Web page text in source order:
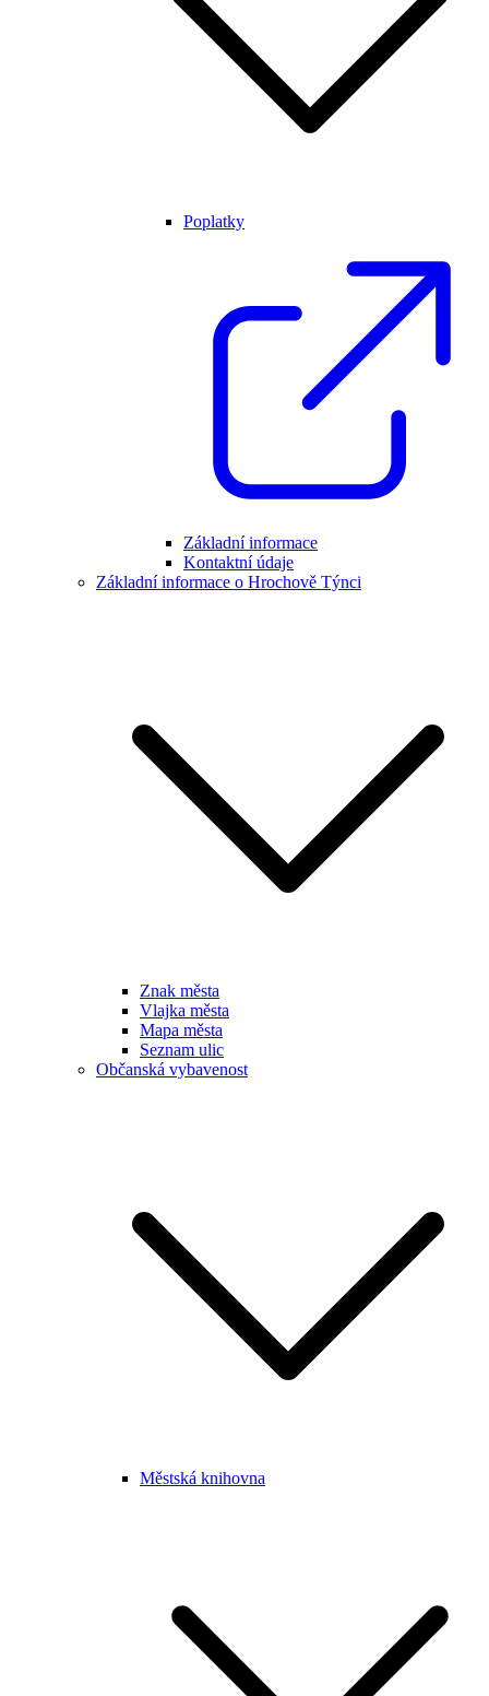
Poplatky
Základní informace
Kontaktní údaje
Základní informace o Hrochově Týnci
Znak města
Vlajka města
Mapa města
Seznam ulic
Občanská vybavenost
Městská knihovna